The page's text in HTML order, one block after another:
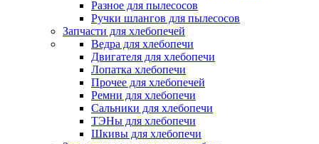
Разное для пылесосов
Ручки шлангов для пылесосов
Запчасти для хлебопечей
Ведра для хлебопечи
Двигателя для хлебопечи
Лопатка хлебопечи
Прочее для хлебопечей
Ремни для хлебопечи
Сальники для хлебопечи
ТЭНы для хлебопечи
Шкивы для хлебопечи